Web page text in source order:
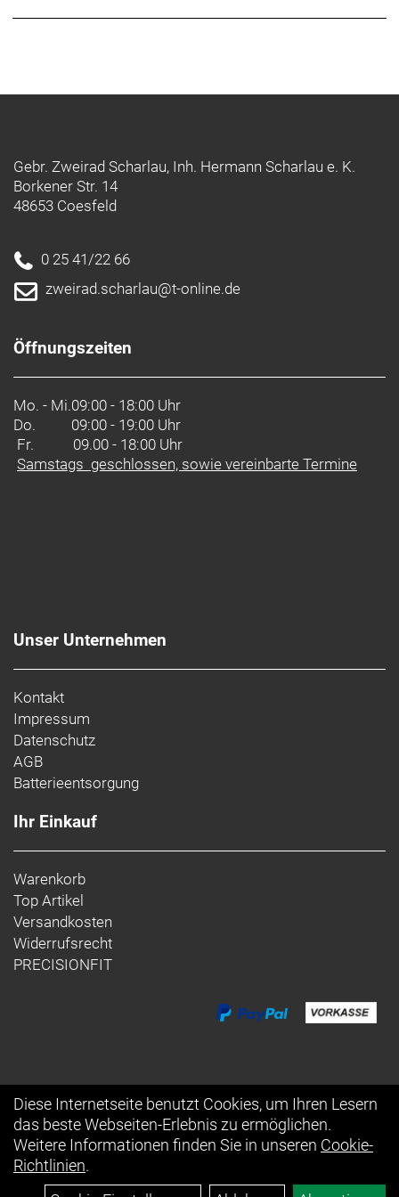
Überlegene Aerodynamik
jeglichen Windbedingungen optimiert. Wir haben
über 10.000 Felgenprofile entwickelt und getestet,
um letztendlich drei Profilhöhen zu definieren, die
führend bei Speed, Stabilität und Gewicht sind.
Carbon Care Wheel Lo
Alle Carbonlaufräder
Bontrager bietet eine Tubless-Komplettsystem,
einschließlich Laufrädern, Reifen, Dichtmittel,
Ventilen und Felgenbändern. Für eine optimale
Performance und hohe Benutzerfreundlichkeit
wurden alle Komponenten auf ein perfektes
Zusammenspiel abgestimmt.
Gebr. Zweirad Scharlau, Inh. Hermann Scharlau e. K.
Borkener Str. 14
48653 Coesfeld
0 25 41/22 66
zweirad.scharlau@t-online.de
Öffnungszeiten
Mo. - Mi.09:00 - 18:00 Uhr
Do.
09:00 - 19:00 Uhr
Fr. 09.00 - 18:00 Uhr
Samstags geschlossen, sowie vereinbarte Termine
Unser Unternehmen
Kontakt
Impressum
Datenschutz
AGB
Batterieentsorgung
Ihr Einkauf
Warenkorb
Top Artikel
Versandkosten
Widerrufsrecht
PRECISIONFIT
Diese Internetseite benutzt Cookies, um Ihren Lesern
das beste Webseiten-Erlebnis zu ermöglichen.
Weitere Informationen finden Sie in unseren Cookie-
Richtlinien.
Auftrag widerrufen